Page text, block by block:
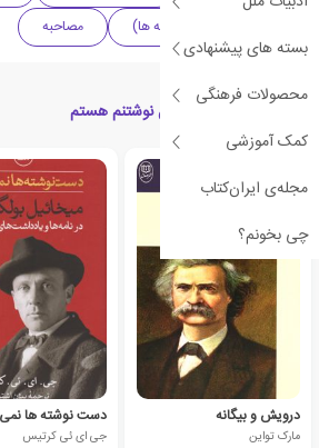
بسته های پیشنهادی
محصولات فرهنگی
کمک آموزشی
مجله‌ی ایران‌کتاب
چی بخونم؟
مجموعه مکاتبات (نامه ها)
مصاحبه
کتاب های مرتبط با شکل نوشتنم هستم
درویش و بیگانه
مارک تواین
دست نوشته ها
جی ای ئی کرتیس